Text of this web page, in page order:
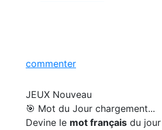
commenter
JEUX Nouveau
🎯 Mot du Jour chargement...
Devine le mot français du